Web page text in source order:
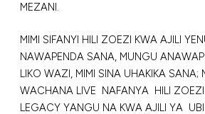
MEZANI.
MIMI SIFANYI HILI ZOEZI KWA AJILI
NAWAPENDA SANA, MUNGU
LIKO WAZI, MIMI SINA UHAKIKA SANA;
WACHANA LIVE NAFANYA HILI
LEGACY YANGU NA KWA AJILI YA